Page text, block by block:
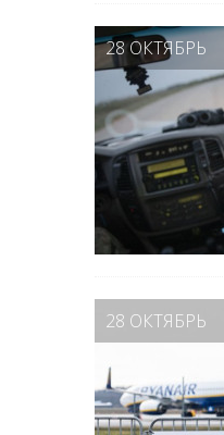
28 ОКТЯБРЬ
28 ОКТЯБРЬ